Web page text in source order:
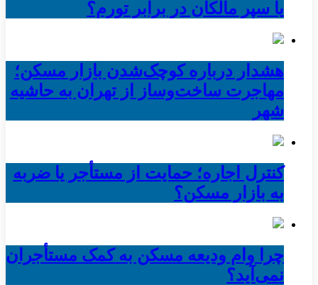
یا سپر مالکان در برابر تورم؟
هشدار درباره کوچک‌شدن بازار مسکن؛
مهاجرت ساخت‌وساز از تهران به حاشیه‌
شهر
کنترل اجاره؛ حمایت از مستأجر یا ضربه
به بازار مسکن؟
چرا وام ودیعه مسکن به کمک مستأجران
نمی‌آید؟